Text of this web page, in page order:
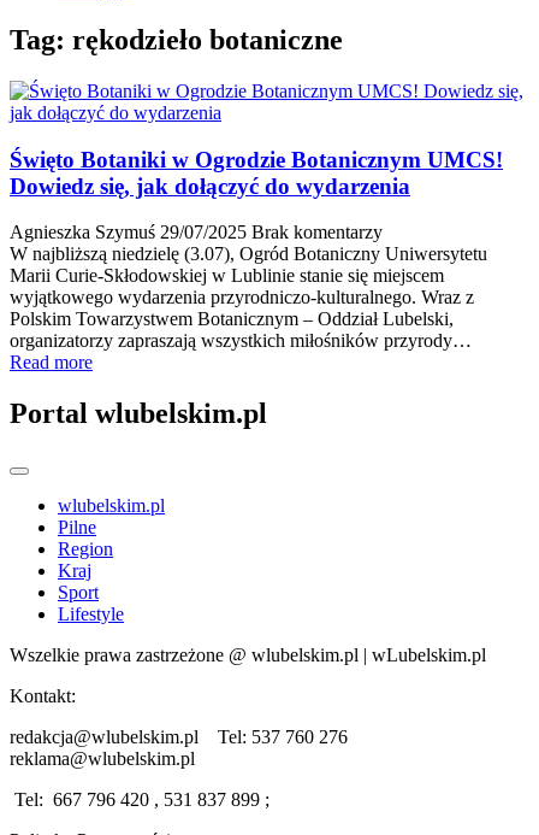
Tag: rękodzieło botaniczne
Święto Botaniki w Ogrodzie Botanicznym UMCS!
Dowiedz się, jak dołączyć do wydarzenia
Agnieszka Szymuś 29/07/2025 Brak komentarzy
W najbliższą niedzielę (3.07), Ogród Botaniczny Uniwersytetu
Marii Curie-Skłodowskiej w Lublinie stanie się miejscem
wyjątkowego wydarzenia przyrodniczo-kulturalnego. Wraz z
Polskim Towarzystwem Botanicznym – Oddział Lubelski,
organizatorzy zapraszają wszystkich miłośników przyrody…
Read more
Portal wlubelskim.pl
wlubelskim.pl
Pilne
Region
Kraj
Sport
Lifestyle
Wszelkie prawa zastrzeżone @ wlubelskim.pl | wLubelskim.pl
Kontakt:
redakcja@wlubelskim.pl Tel: 537 760 276
reklama@wlubelskim.pl
Tel: 667 796 420 , 531 837 899 ;